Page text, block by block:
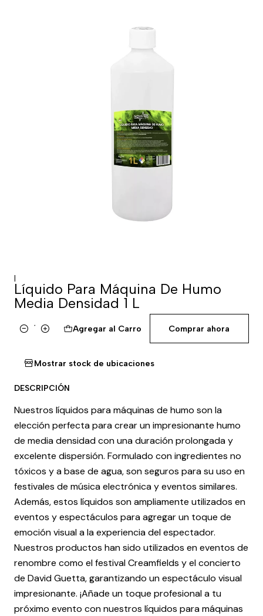
|
Líquido Para Máquina De Humo
Media Densidad 1 L
Cantidad
Agregar al Carro Comprar ahora
Mostrar stock de ubicaciones
DESCRIPCIÓN
Nuestros líquidos para máquinas de humo son la
elección perfecta para crear un impresionante humo
de media densidad con una duración prolongada y
excelente dispersión. Formulado con ingredientes no
tóxicos y a base de agua, son seguros para su uso en
festivales de música electrónica y eventos similares.
Además, estos líquidos son ampliamente utilizados en
eventos y espectáculos para agregar un toque de
emoción visual a la experiencia del espectador.
Nuestros productos han sido utilizados en eventos de
renombre como el festival Creamfields y el concierto
de David Guetta, garantizando un espectáculo visual
impresionante. ¡Añade un toque profesional a tu
próximo evento con nuestros líquidos para máquinas